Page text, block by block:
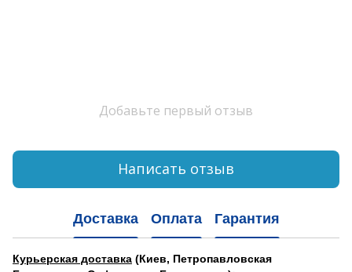
Добавьте первый отзыв
Написать отзыв
Доставка Оплата Гарантия
Курьерская доставка (Киев, Петропавловская